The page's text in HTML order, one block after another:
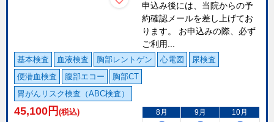
申込み後には、当院からの予
約確認メールを差し上げてお
ります。 お申込みの際、必ず
ご利用...
基本検査 血液検査 胸部レントゲン 心電図
尿検査
便潜血検査
腹部エコー
胸部CT
胃がんリスク検査（ABC検査）
45,100 円 (税込) 8月 9月 10月